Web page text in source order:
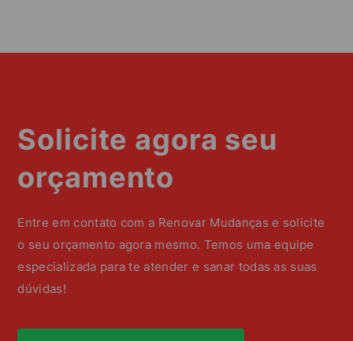
Solicite agora seu
orçamento
Entre em contato com a Renovar Mudanças e solicite
o seu orçamento agora mesmo. Temos uma equipe
especializada para te atender e sanar todas as suas
dúvidas!